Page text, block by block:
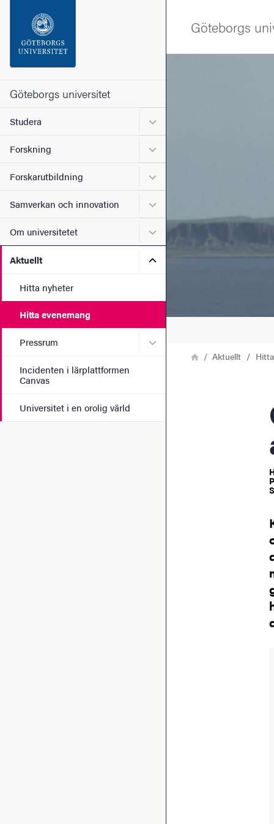
Sidfoten
Om webbplatsen
Göteborgs universitet
Studera Undermeny för Studera
Forskning Undermeny för Forskning
Forskarutbildning Undermeny för
Samverkan och innovation Undermeny för
Om universitetet Undermeny för Om
Aktuellt Undermeny för Aktuellt
Hitta nyheter
Hitta evenemang
Pressrum Undermeny för Pressrum
Incidenten i lärplattformen
Canvas
Universitet i en orolig värld
Göteborgs
Bild
LänkstigHemAktuellt